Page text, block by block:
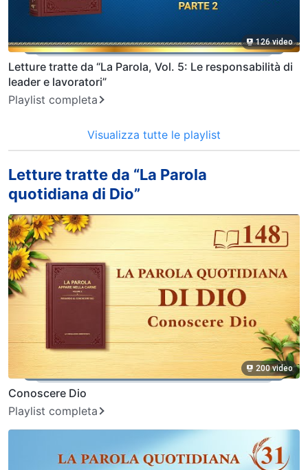
126 video
Letture tratte da “La Parola, Vol. 5: Le responsabilità di
leader e lavoratori”
Playlist completa
Visualizza tutte le playlist
Letture tratte da “La Parola
quotidiana di Dio”
200 video
Conoscere Dio
Playlist completa